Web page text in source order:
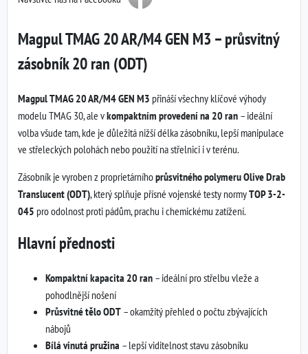
Magpul TMAG 20 AR/M4 GEN M3 – průsvitný
zásobník 20 ran (ODT)
Magpul TMAG 20 AR/M4 GEN M3 přináší všechny klíčové výhody
modelu TMAG 30, ale vkompaktním provedení na 20 ran – ideální
volba všude tam, kde je důležitá nižší délka zásobníku, lepší manipulace
ve střeleckých polohách nebo použití na střelnici i v terénu.
Zásobník je vyroben z proprietárníhoprůsvitného polymeru Olive Drab
Translucent (ODT), který splňuje přísné vojenské testy normyTOP 3-2-
045 pro odolnost proti pádům, prachu i chemickému zatížení.
Hlavní přednosti
Kompaktní kapacita 20 ran – ideální pro střelbu vleže a
pohodlnější nošení
Průsvitné tělo ODT – okamžitý přehled o počtu zbývajících
nábojů
Bílá vinutá pružina – lepší viditelnost stavu zásobníku